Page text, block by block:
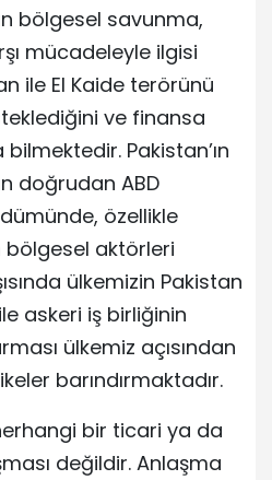
bölgesel savunma,
mücadeleyle ilgisi
ile El Kaide terörünü
ve finansa
Pakistan’ın
doğrudan ABD
özellikle
bölgesel aktörleri
ülkemizin Pakistan
askeri iş birliğinin
ülkemiz açısından
barındırmaktadır.
bir ticari ya da
değildir. Anlaşma